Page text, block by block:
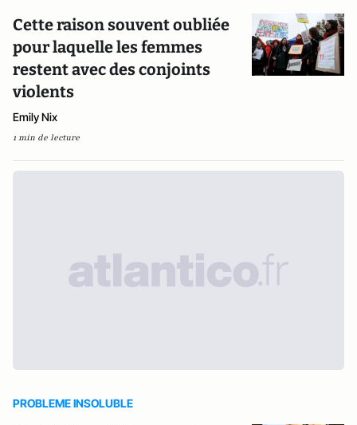
Cette raison souvent oubliée
pour laquelle les femmes
restent avec des conjoints
violents
Emily Nix
1 min de lecture
PROBLEME INSOLUBLE